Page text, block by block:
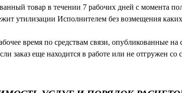
товар в течении 7 рабочих дней с момента
утилизации Исполнителем без возмещения
время по средствам связи, опубликованные на
заказ еще находится в работе или не отгружен со